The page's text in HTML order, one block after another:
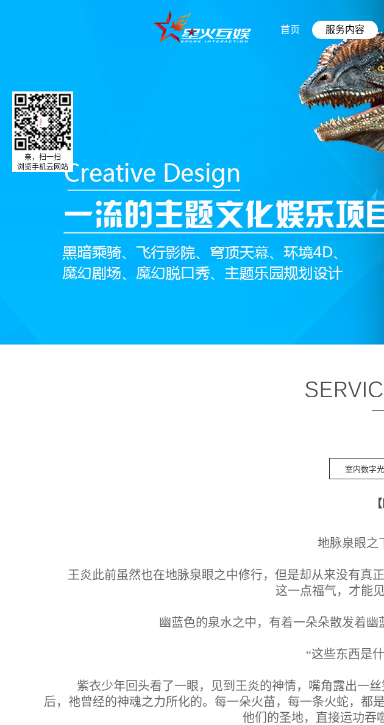
首页 服务内容
室内数字
地脉泉眼之
王炎此前虽然也在地脉泉眼之中修行，但是却从来没有真
这一点福气，才能
幽蓝色的泉水之中，有着一朵朵散发着
“这些东西是
紫衣少年回头看了一眼，见到王炎的神情，嘴角露出一
后，祂曾经的神魂之力所化的。每一朵火苗，每一条火蛇，都
他们的圣地，直接运功吞
亲，扫一扫
浏览手机云网站